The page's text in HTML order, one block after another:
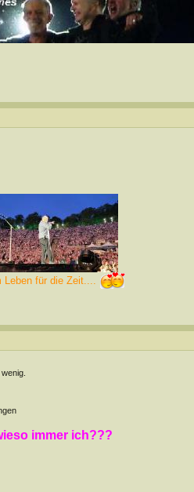
Leben für die Zeit....
immer ich???